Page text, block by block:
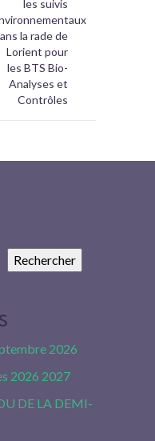
les suivis
la rade de
Lorient pour
les BTS Bio-
Analyses et
Contrôles
Rechercher
2026
2026 2027
DE LA DEMI-